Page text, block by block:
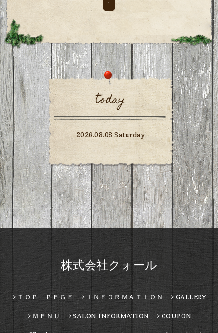
1
today
2026.08.08 Saturday
株式会社クォール
ＴＯＰ ＰＥＧＥ ＩＮＦＯＲＭＡＴＩＯＮ GALLERY
ＭＥＮＵ SALON INFORMATION COUPON